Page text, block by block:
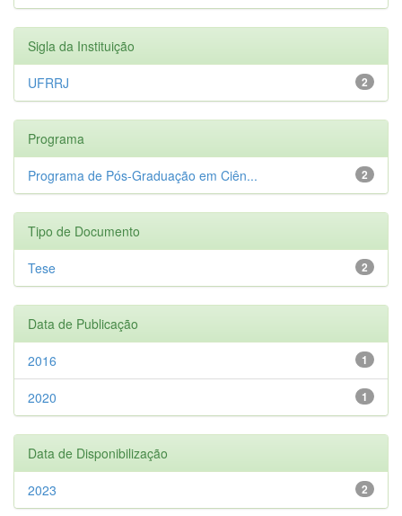
Sigla da Instituição
2
UFRRJ
Programa
2
Programa de Pós-Graduação em Ciên...
Tipo de Documento
2
Tese
Data de Publicação
1
2016
1
2020
Data de Disponibilização
2
2023